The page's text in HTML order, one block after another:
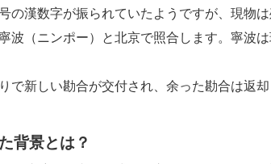
の漢数字が振られていたようですが、現物
波（ニンポー）と北京で照合します。寧波
で新しい勘合が交付され、余った勘合は返却
背景とは？